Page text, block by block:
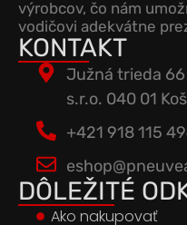
výrobcov, čo nám
vodičovi adekvátne
KONTAKT
Južná trieda 66
s.r.o. 040 01
+421 918 115
DÔLEŽITÉ
Ako nakupovať